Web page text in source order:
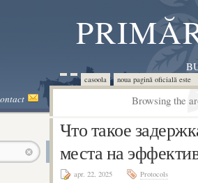
casoola noua pagină oficială
Browsing the
Что такое
места на
apr. 22, 2025 Protocols